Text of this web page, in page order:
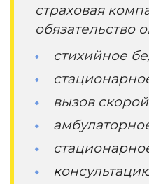
страховая
обязательство
стихийное
вызов